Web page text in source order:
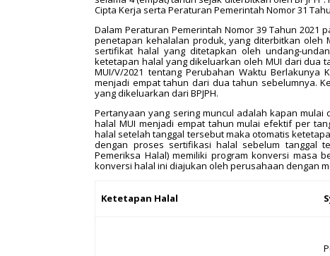
Cipta Kerja serta Peraturan Pemerintah Nomor 31
Dalam Peraturan Pemerintah Nomor 39 Tahun 2021
penetapan kehalalan produk, yang diterbitkan oleh
sertifikat halal yang ditetapkan oleh undang-
ketetapan halal yang dikeluarkan oleh MUI dari dua
MUI/V/2021 tentang Perubahan Waktu
menjadi empat tahun dari dua tahun sebelumnya.
yang dikeluarkan dari BPJPH.
Pertanyaan yang sering muncul adalah kapan
halal MUI menjadi empat tahun mulai efektif per
halal setelah tanggal tersebut maka otomatis
dengan proses sertifikasi halal sebelum tanggal
Pemeriksa Halal) memiliki program konversi masa
konversi halal ini diajukan oleh perusahaan dengan
Ketetapan Halal